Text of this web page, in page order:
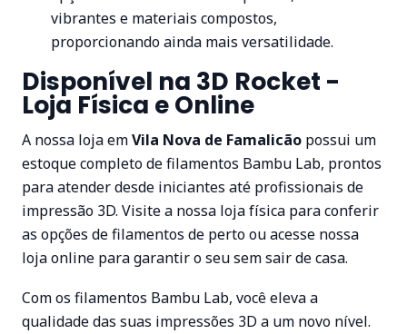
vibrantes e materiais compostos,
proporcionando ainda mais versatilidade.
Disponível na 3D Rocket -
Loja Física e Online
A nossa loja emVila Nova de Famalicão possui um
estoque completo de filamentos Bambu Lab, prontos
para atender desde iniciantes até profissionais de
impressão 3D. Visite a nossa loja física para conferir
as opções de filamentos de perto ou acesse nossa
loja online para garantir o seu sem sair de casa.
Com os filamentos Bambu Lab, você eleva a
qualidade das suas impressões 3D a um novo nível.